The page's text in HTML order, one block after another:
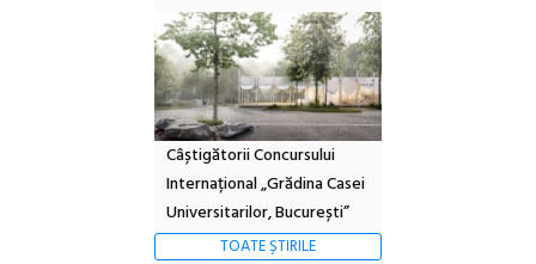
Câștigătorii Concursului
Internațional „Grădina Casei
Universitarilor, București”
TOATE ȘTIRILE